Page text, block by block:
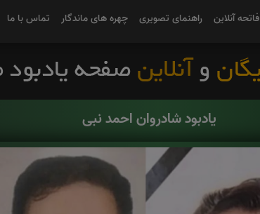
فاتحه آنلاین راهنمای تصویری چهره های ماندگار تماس با ما
یادبود شادروان احمد نبی